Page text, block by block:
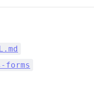
forms